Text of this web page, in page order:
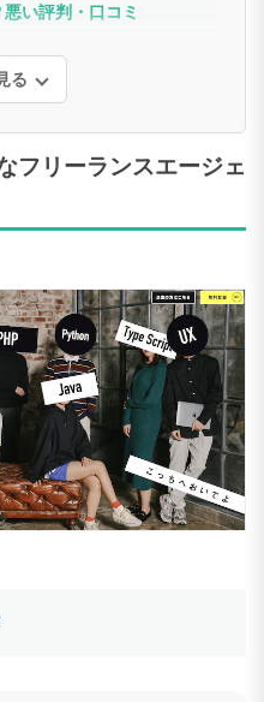
い評判・口コミ
る
フリーランスエージェ